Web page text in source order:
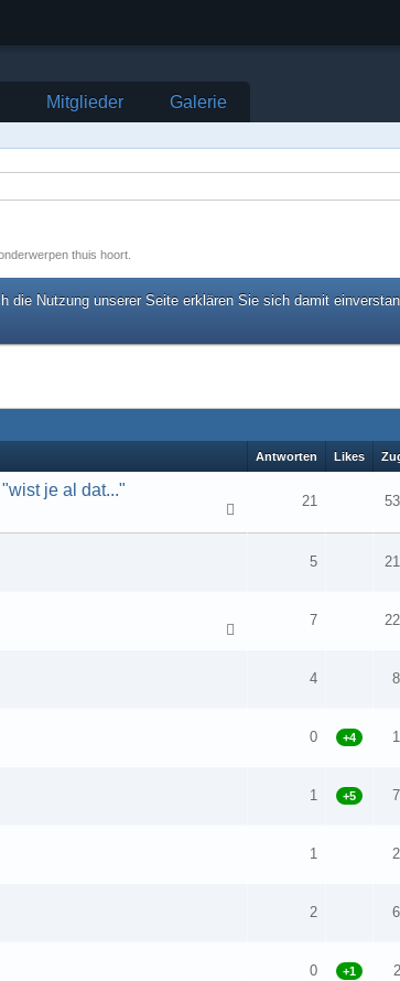
Mitglieder Galerie
thuis hoort.
die Nutzung unserer Seite erklären Sie sich damit
Antworten Likes
je al dat..."
21
5
7
4
0 +4
1 +5
1
2
0 +1